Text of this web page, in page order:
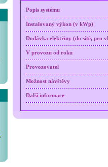
Popis systému
Instalovaný výkon (v kWp)
Dodávka elektřiny (do sítě, pro
V provozu od roku
Provozovatel
Možnost návštěvy
Další informace